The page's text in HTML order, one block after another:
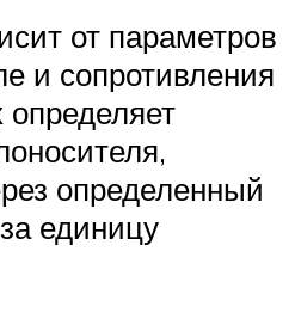
от параметров
и сопротивления
определяет
определенный
единицу